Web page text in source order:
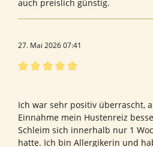
auch preislich günstig.
27. Mai 2026 07:41
Ich war sehr positiv überrascht,
Einnahme mein Hustenreiz
Schleim sich innerhalb nur 1
hatte. Ich bin Allergikerin und